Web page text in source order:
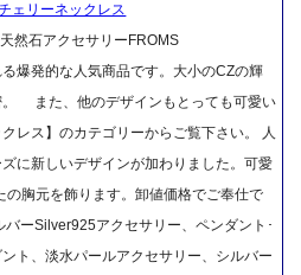
ェリーネックレス
然石アクセサリーFROMS
爆発的な人気商品です。大小のCZの輝
。 また、他のデザインもとっても可愛い
レス】のカテゴリーからご覧下さい。 人
に新しいデザインが加わりました。可愛
の胸元を飾ります。卸値価格でご奉仕で
ーSilver925アクセサリー、ペンダント･
ト、淡水パールアクセサリー、シルバー